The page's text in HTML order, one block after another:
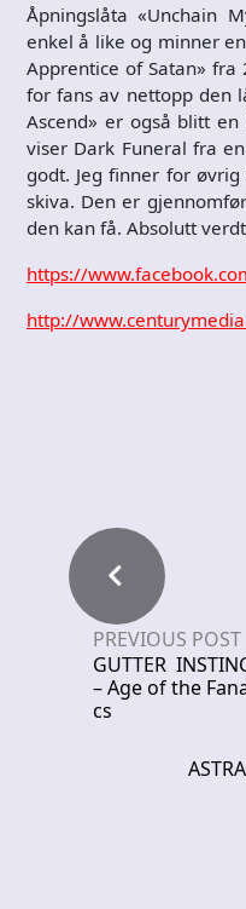
Åpningslåta «Unchain
enkel å like og minner
Apprentice of Satan»
for fans av nettopp den
Ascend» er også blitt
viser Dark Funeral fra
godt. Jeg finner for
skiva. Den er
den kan få. Absolutt
https://
http://
PREVIOUS POST
GUTTER
– Age of the
cs